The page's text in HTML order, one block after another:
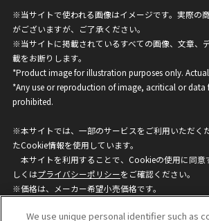
※当サイトで使われる画像はイメージです。実際の
がございますが、ご了承ください。
※当サイトに掲載されているすべての画像、文章、
載をお断りします。
*Product image for illustration purposes only.
*Any use or reproduction of image, acritical or data
prohibited.
※本サイトでは、一部のサービスをご利用いただく
たCookie情報を使用しています。
本サイトを利用することで、Cookieの使用に同意
しくはプライバシーポリシーをご確認ください。
※価格は、メーカー希望小売価格です。
ざいますのでご了承ください。
We use unique personal identifier such as